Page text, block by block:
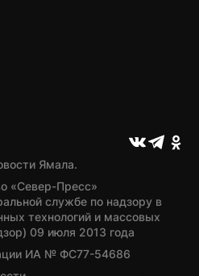
Ямала.
«Север-Пресс»
службе по надзору в
технологий и массовых
09 июля 2013 года
ИА № ФС77-54686